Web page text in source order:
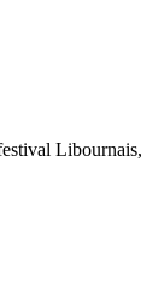
Libournais,